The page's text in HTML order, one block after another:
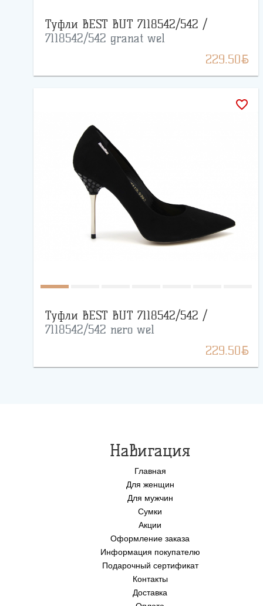
Туфли BEST BUT 7118542/542 /
7118542/542 granat wel
229.50BYN
favorite_border
Туфли BEST BUT 7118542/542 /
7118542/542 nero wel
229.50BYN
Навигация
Главная
Для женщин
Для мужчин
Сумки
Акции
Оформление заказа
Информация покупателю
Подарочный сертификат
Контакты
Доставка